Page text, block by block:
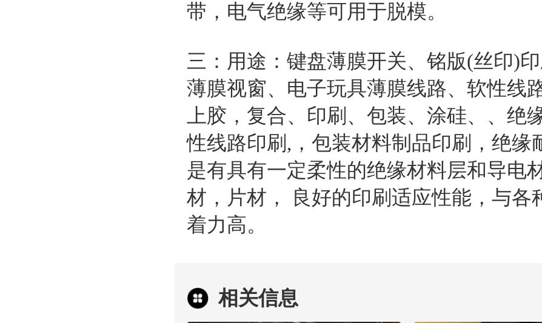
带，电气绝缘等可用于脱模。
三：用途：键盘薄膜开关、铭版(丝印)印
薄膜视窗、电子玩具薄膜线路、软性线
上胶，复合、印刷、包装、涂硅、、绝
性线路印刷,，包装材料制品印刷，绝缘
是有具有一定柔性的绝缘材料层和导电
材，片材， 良好的印刷适应性能，与各
着力高。
相关信息